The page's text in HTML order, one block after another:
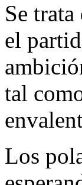
Se
el
tal
Los